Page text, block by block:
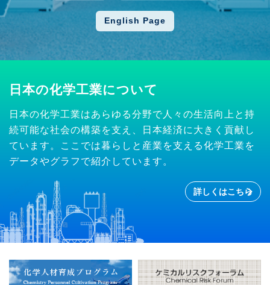
English Page
日本の化学工業について
日本の化学工業はあらゆる分野で人々の生活向上と持
続可能な社会の構築を支え、日本経済に大きく貢献し
ています。ここでは暮らしと産業を支える化学工業を
データやグラフで紹介しています。
詳しくはこちら